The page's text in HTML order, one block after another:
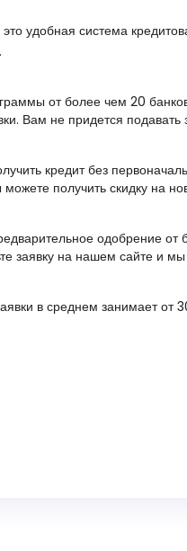
это удобная система
от более чем 20
Вам не придется подавать
кредит без
получить скидку на
одобрение
заявку на нашем сайте и
в среднем занимает от